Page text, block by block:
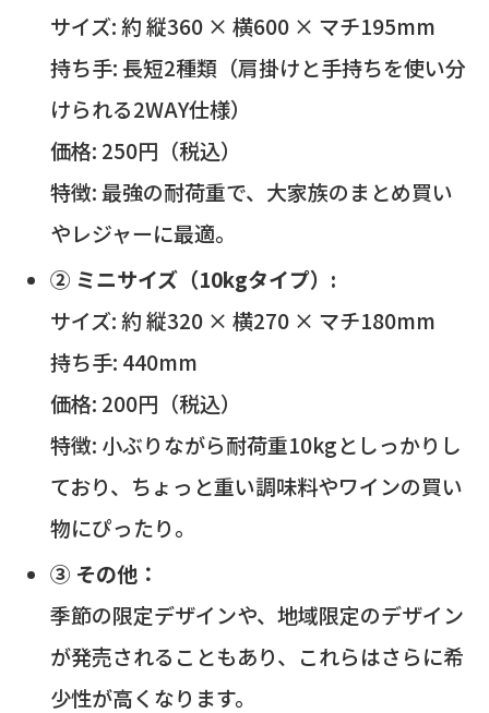
サイズ: 約 縦360 × 横600 × マチ195mm
持ち手: 長短2種類（肩掛けと手持ちを使い分
けられる2WAY仕様）
価格: 250円（税込）
特徴: 最強の耐荷重で、大家族のまとめ買い
やレジャーに最適。
② ミニサイズ（10kgタイプ）:
サイズ: 約 縦320 × 横270 × マチ180mm
持ち手: 440mm
価格: 200円（税込）
特徴: 小ぶりながら耐荷重10kgとしっかりし
ており、ちょっと重い調味料やワインの買い
物にぴったり。
③ その他：
季節の限定デザインや、地域限定のデザイン
が発売されることもあり、これらはさらに希
少性が高くなります。